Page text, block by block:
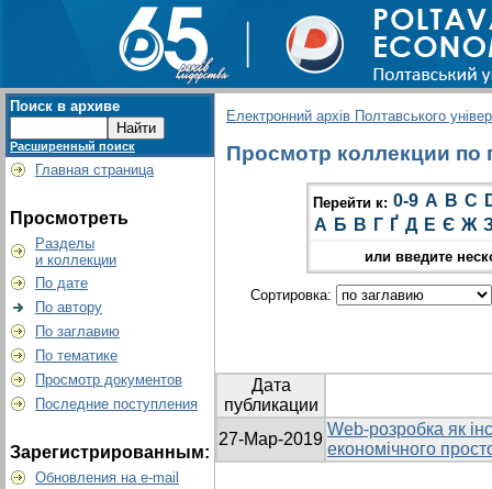
Поиск в архиве
Расширенный поиск
Главная страница
Просмотреть
Разделы
и коллекции
По дате
По автору
По заглавию
По тематике
Просмотр документов
Последние поступления
Зарегистрированным:
Обновления на e-mail
Електронний архів Полтавського
Просмотр коллекции по
Перейти к: 0-9 A B C
А Б В Г Ґ Д Е Є Ж
или введите
Сортировка:
Дата
публикации
27-Мар-2019
Web-розробка як
економічного